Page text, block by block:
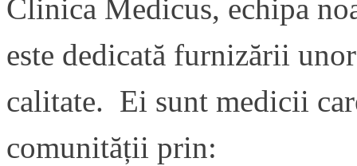
Clinica Medicus, echipa
este dedicată furnizării
calitate. Ei sunt medicii
comunității prin: